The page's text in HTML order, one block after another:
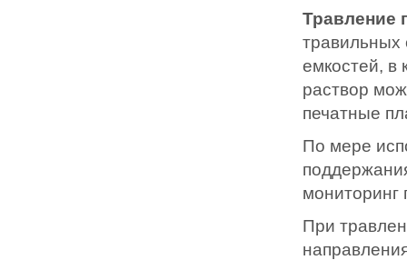
Травление
травильных
емкостей, в
раствор
печатные
По мере
мониторинг
При